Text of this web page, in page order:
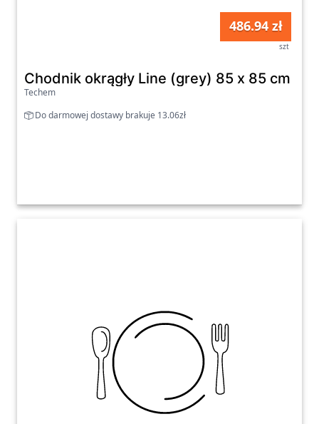
486.94 zł
szt
Chodnik okrągły Line (grey) 85 x 85 cm
Techem
Do darmowej dostawy brakuje 13.06zł